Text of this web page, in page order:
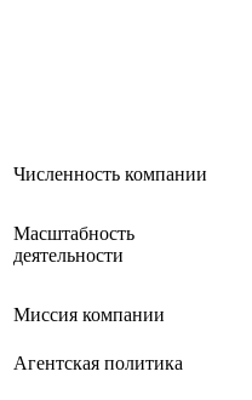
Численность компании
Масштабность
деятельности
Миссия компании
Агентская политика